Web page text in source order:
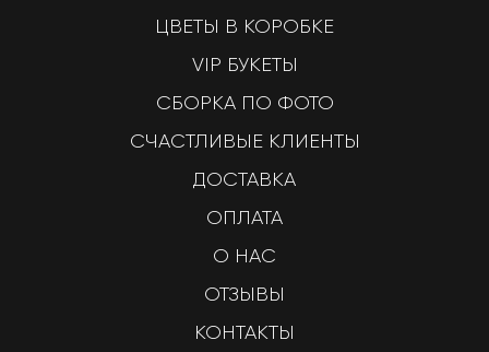
ЦВЕТЫ В КОРОБКЕ
VIP БУКЕТЫ
СБОРКА ПО ФОТО
СЧАСТЛИВЫЕ КЛИЕНТЫ
ДОСТАВКА
ОПЛАТА
О НАС
ОТЗЫВЫ
КОНТАКТЫ